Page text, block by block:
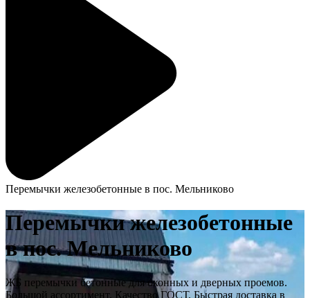
Перемычки железобетонные в пос. Мельниково
Перемычки железобетонные
в пос. Мельниково
ЖБ перемычки бетонные для оконных и дверных проемов.
Большой ассортимент. Качество ГОСТ. Быстрая доставка в